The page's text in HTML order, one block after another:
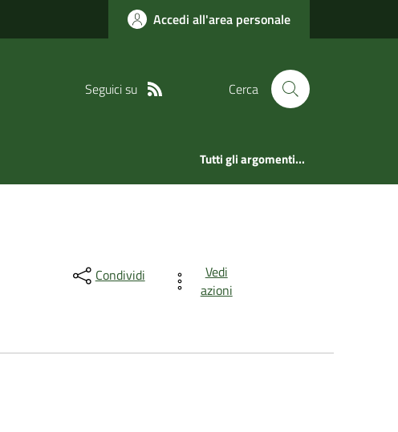
Accedi all'area personale
Seguici su Cerca
Tutti gli argomenti...
Condividi
Vedi
azioni